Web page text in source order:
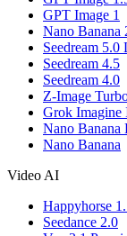
GPT Image 1
Nano Banana
Seedream 5.0
Seedream 4.5
Seedream 4.0
Z-Image
Grok Imagine
Nano Banana
Nano Banana
Video AI
Happyhorse
Seedance 2.0